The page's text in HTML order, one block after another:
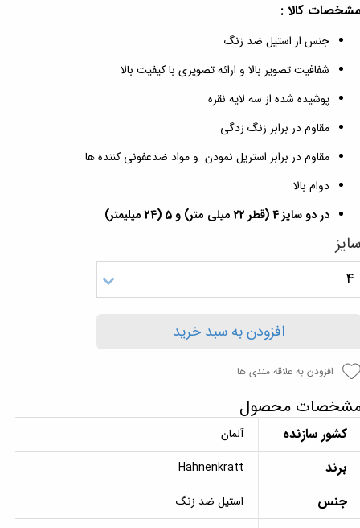
کالا :
جنس از استیل ضد زنگ
شفافیت تصویر بالا و ارائه تصویری با کیفیت بالا
پوشیده شده از سه لایه نقره
مقاوم در برابر زنگ زدگی
مقاوم در برابر استریل نمودن و مواد ضدعفونی کننده ها
دوام بالا
در دو سایز 4 (قطر 22 میلی متر) و 5 (24 میلیمتر)
4
افزودن به سبد خرید
افزودن به علاقه مندی ها
محصول
کشور سازنده آلمان
برند Hahnenkratt
جنس استیل ضد زنگ